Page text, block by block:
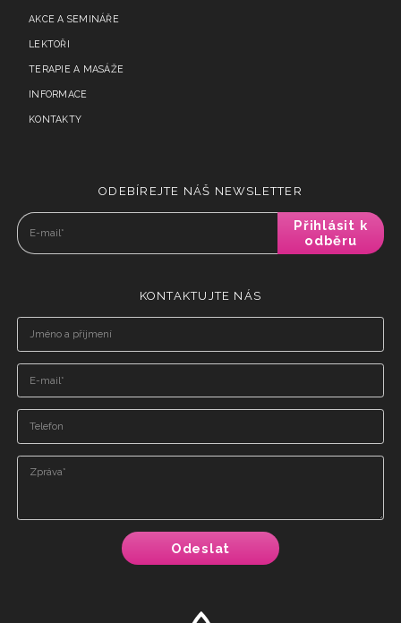
AKCE A SEMINÁŘE
LEKTOŘI
TERAPIE A MASÁŽE
INFORMACE
KONTAKTY
ODEBÍREJTE NÁŠ NEWSLETTER
KONTAKTUJTE NÁS
Odeslat